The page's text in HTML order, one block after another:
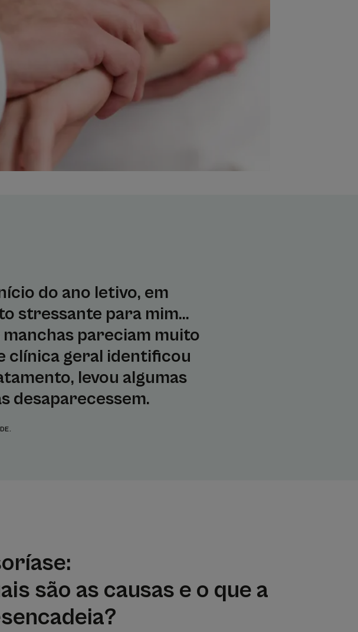
do ano letivo, em
stressante para mim...
pareciam muito
clínica geral identificou
levou algumas
desaparecessem.
são as causas e o que a